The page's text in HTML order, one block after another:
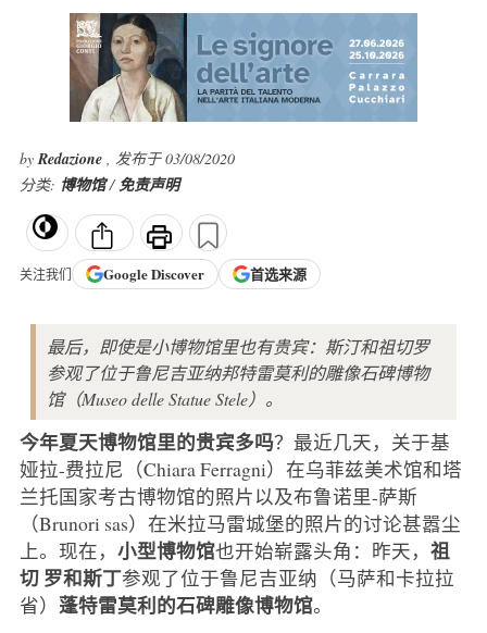
byRedazione , 发布于 03/08/2020
分类: 博物馆/免责声明
关注我们 GoogleDiscover 首选来源
最后，即使是小博物馆里也有贵宾：斯汀和祖切罗
参观了位于鲁尼吉亚纳邦特雷莫利的雕像石碑博物
馆（Museo delle Statue Stele）。
今年夏天博物馆里的贵宾多吗？最近几天，关于基
娅拉-费拉尼（Chiara Ferragni）在乌菲兹美术馆和塔
兰托国家考古博物馆的照片以及布鲁诺里-萨斯
（Brunori sas）在米拉马雷城堡的照片的讨论甚嚣尘
上。现在， 小型博物馆也开始崭露头角：昨天， 祖
切罗和斯丁参观了位于鲁尼吉亚纳（马萨和卡拉拉
省） 蓬特雷莫利的石碑雕像博物馆。